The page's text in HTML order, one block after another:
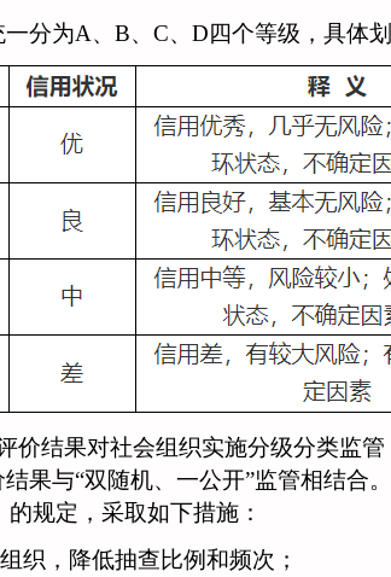
分为A、B、C、D四个等级，具体
价结果对社会组织实施分级分类监
结果与“双随机、一公开”监管相结合
规定，采取如下措施：
织，降低抽查比例和频次；